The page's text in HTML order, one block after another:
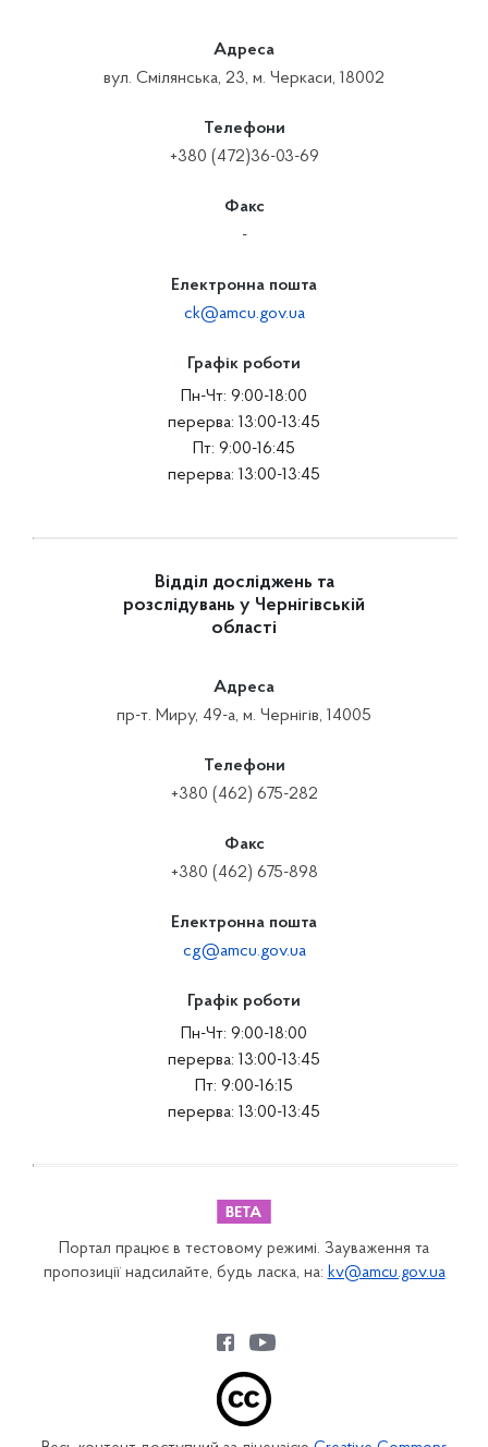
Адреса
вул. Смілянська, 23, м. Черкаси, 18002
Телефони
+380 (472)36-03-69
Факс
-
Електронна пошта
ck@amcu.gov.ua
Графік роботи
Пн-Чт: 9:00-18:00
перерва: 13:00-13:45
Пт: 9:00-16:45
перерва: 13:00-13:45
Відділ досліджень та
розслідувань у Чернігівській
області
Адреса
пр-т. Миру, 49-а, м. Чернігів, 14005
Телефони
+380 (462) 675-282
Факс
+380 (462) 675-898
Електронна пошта
cg@amcu.gov.ua
Графік роботи
Пн-Чт: 9:00-18:00
перерва: 13:00-13:45
Пт: 9:00-16:15
перерва: 13:00-13:45
Портал працює в тестовому режимі. Зауваження та
пропозиції надсилайте, будь ласка, на: kv@amcu.gov.ua